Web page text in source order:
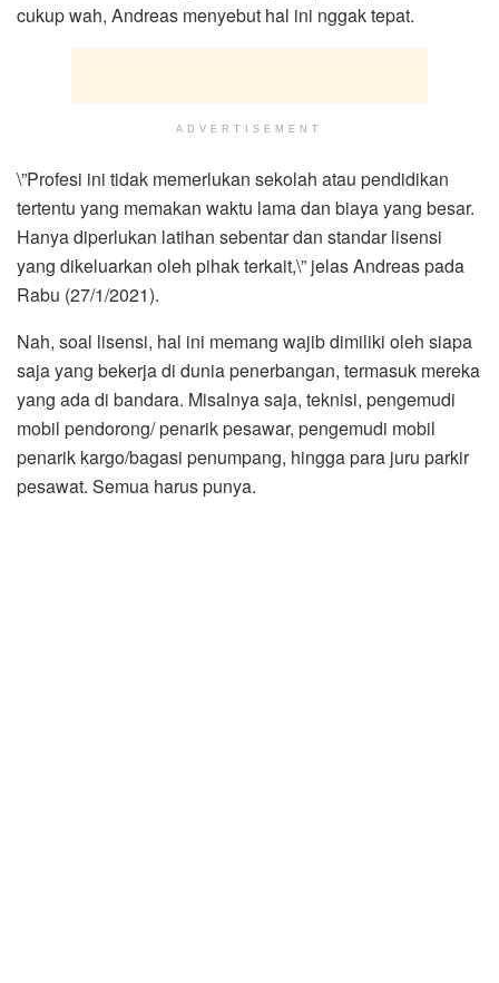
cukup wah, Andreas menyebut hal ini nggak tepat.
ADVERTISEMENT
\”Profesi ini tidak memerlukan sekolah atau pendidikan
tertentu yang memakan waktu lama dan biaya yang besar.
Hanya diperlukan latihan sebentar dan standar lisensi
yang dikeluarkan oleh pihak terkait,\” jelas Andreas pada
Rabu (27/1/2021).
Nah, soal lisensi, hal ini memang wajib dimiliki oleh siapa
saja yang bekerja di dunia penerbangan, termasuk mereka
yang ada di bandara. Misalnya saja, teknisi, pengemudi
mobil pendorong/ penarik pesawar, pengemudi mobil
penarik kargo/bagasi penumpang, hingga para juru parkir
pesawat. Semua harus punya.